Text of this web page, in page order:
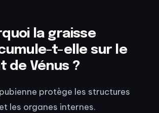
la graisse
t-elle sur le
de Vénus ?
protège les structures
les organes internes.